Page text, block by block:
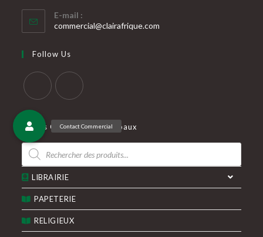
dans
votre
E-mail :
commercial@clairafrique.com
Follow Us
dans
nouvel
onglet
dans
un
nouvel
onglet
Nos Catégories Principaux
Recherche
de
produits
LIBRAIRIE
PAPETERIE
RELIGIEUX